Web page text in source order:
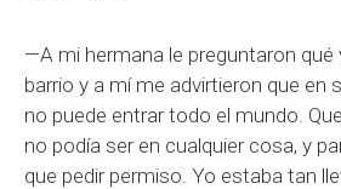
—A mi hermana le preguntaron qué
barrio y a mí me advirtieron que
no puede entrar todo el mundo.
no podía ser en cualquier cosa, y
que pedir permiso. Yo estaba tan